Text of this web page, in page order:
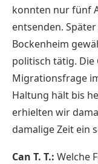
konnten nur fünf
entsenden.
Bockenheim
politisch tätig.
Migrationsfrage
Haltung hält bis
erhielten wir
damalige Zeit ein
Can T. T.: Welche